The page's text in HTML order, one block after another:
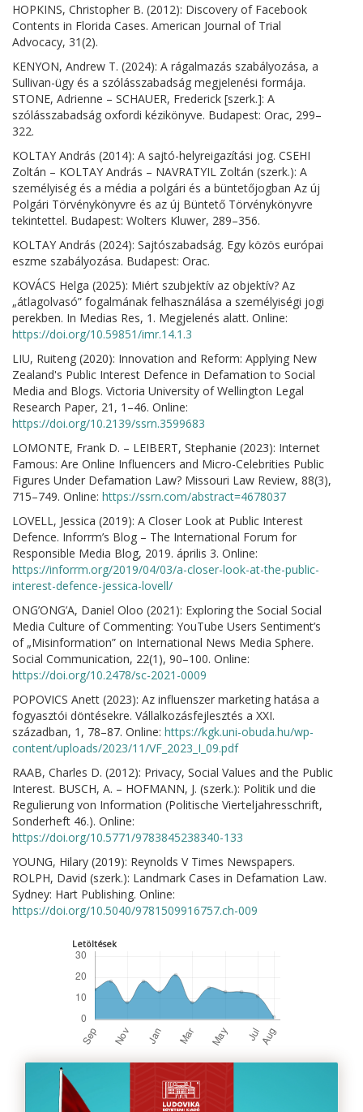
HOPKINS, Christopher B. (2012): Discovery of Facebook
Contents in Florida Cases. American Journal of Trial
Advocacy, 31(2).
KENYON, Andrew T. (2024): A rágalmazás szabályozása, a
Sullivan-ügy és a szólásszabadság megjelenési formája.
STONE, Adrienne – SCHAUER, Frederick [szerk.]: A
szólásszabadság oxfordi kézikönyve. Budapest: Orac, 299–
322.
KOLTAY András (2014): A sajtó-helyreigazítási jog. CSEHI
Zoltán – KOLTAY András – NAVRATYIL Zoltán (szerk.): A
személyiség és a média a polgári és a büntetőjogban Az új
Polgári Törvénykönyvre és az új Büntető Törvénykönyvre
tekintettel. Budapest: Wolters Kluwer, 289–356.
KOLTAY András (2024): Sajtószabadság. Egy közös európai
eszme szabályozása. Budapest: Orac.
KOVÁCS Helga (2025): Miért szubjektív az objektív? Az
„átlagolvasó” fogalmának felhasználása a személyiségi jogi
perekben. In Medias Res, 1. Megjelenés alatt. Online:
https://doi.org/10.59851/imr.14.1.3
LIU, Ruiteng (2020): Innovation and Reform: Applying New
Zealand's Public Interest Defence in Defamation to Social
Media and Blogs. Victoria University of Wellington Legal
Research Paper, 21, 1–46. Online:
https://doi.org/10.2139/ssrn.3599683
LOMONTE, Frank D. – LEIBERT, Stephanie (2023): Internet
Famous: Are Online Influencers and Micro-Celebrities Public
Figures Under Defamation Law? Missouri Law Review, 88(3),
715–749. Online: https://ssrn.com/abstract=4678037
LOVELL, Jessica (2019): A Closer Look at Public Interest
Defence. Inforrm’s Blog – The International Forum for
Responsible Media Blog, 2019. április 3. Online:
https://inforrm.org/2019/04/03/a-closer-look-at-the-public-
interest-defence-jessica-lovell/
ONG’ONG’A, Daniel Oloo (2021): Exploring the Social Social
Media Culture of Commenting: YouTube Users Sentiment’s
of „Misinformation” on International News Media Sphere.
Social Communication, 22(1), 90–100. Online:
https://doi.org/10.2478/sc-2021-0009
POPOVICS Anett (2023): Az influenszer marketing hatása a
fogyasztói döntésekre. Vállalkozásfejlesztés a XXI.
században, 1, 78–87. Online: https://kgk.uni-obuda.hu/wp-
content/uploads/2023/11/VF_2023_I_09.pdf
RAAB, Charles D. (2012): Privacy, Social Values and the Public
Interest. BUSCH, A. – HOFMANN, J. (szerk.): Politik und die
Regulierung von Information (Politische Vierteljahresschrift,
Sonderheft 46.). Online:
https://doi.org/10.5771/9783845238340-133
YOUNG, Hilary (2019): Reynolds V Times Newspapers.
ROLPH, David (szerk.): Landmark Cases in Defamation Law.
Sydney: Hart Publishing. Online:
https://doi.org/10.5040/9781509916757.ch-009
Letöltések